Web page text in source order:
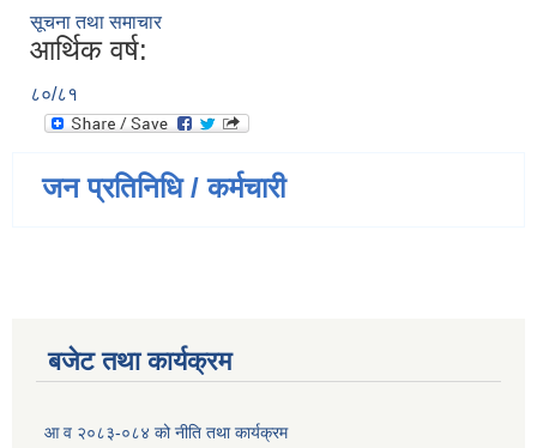
सूचना तथा समाचार
आर्थिक वर्ष:
८०/८१
जन प्रतिनिधि / कर्मचारी
बजेट तथा कार्यक्रम
आ व २०८३-०८४ को नीति तथा कार्यक्रम